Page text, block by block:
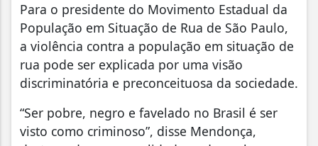
Para o presidente do Movimento Estadual da
População em Situação de Rua de São Paulo,
a violência contra a população em situação de
rua pode ser explicada por uma visão
discriminatória e preconceituosa da sociedade.
“Ser pobre, negro e favelado no Brasil é ser
visto como criminoso”, disse Mendonça,